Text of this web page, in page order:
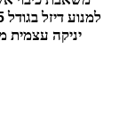
יניקה עצמית